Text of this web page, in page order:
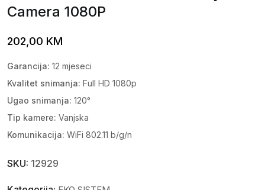
Camera 1080P
202,00 KM
Garancija: 12 mjeseci
Kvalitet snimanja: Full HD 1080p
Ugao snimanja: 120°
Tip kamere: Vanjska
Komunikacija: WiFi 802.11 b/g/n
SKU: 12929